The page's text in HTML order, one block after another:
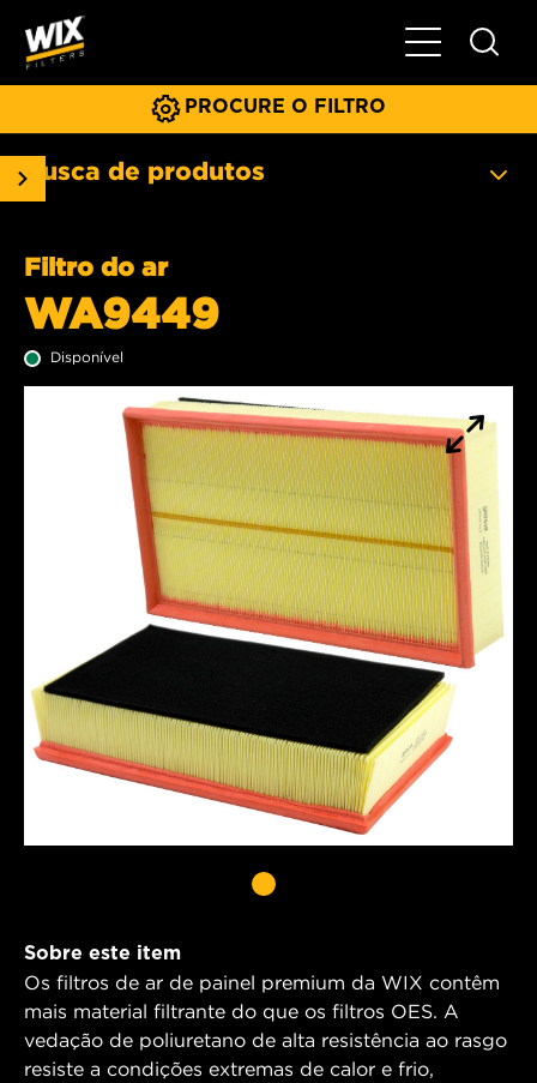
Menu
PROCURE O FILTRO
Busca de produtos
Filtro do ar
WA9449
Disponível
Sobre este item
Os filtros de ar de painel premium da WIX contêm
mais material filtrante do que os filtros OES. A
vedação de poliuretano de alta resistência ao rasgo
resiste a condições extremas de calor e frio,